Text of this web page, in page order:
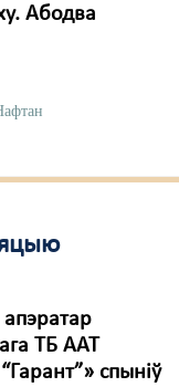
Абодва
апэратар
ТБ ААТ
спыніў